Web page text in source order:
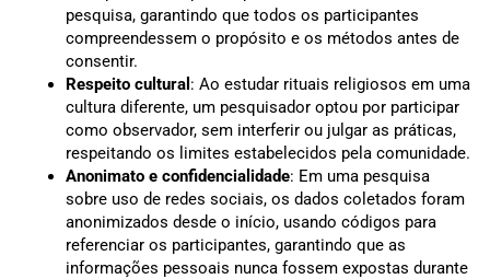
pesquisa, garantindo que todos os participantes
compreendessem o propósito e os métodos antes de
consentir.
Respeito cultural : Ao estudar rituais religiosos em uma
cultura diferente, um pesquisador optou por participar
como observador, sem interferir ou julgar as práticas,
respeitando os limites estabelecidos pela comunidade.
Anonimato e confidencialidade: Em uma pesquisa
sobre uso de redes sociais, os dados coletados foram
anonimizados desde o início, usando códigos para
referenciar os participantes, garantindo que as
informações pessoais nunca fossem expostas durante